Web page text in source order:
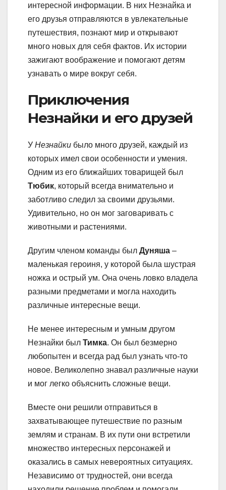
интересной информации. В них Незнайка и
его друзья отправляются в увлекательные
путешествия, познают мир и открывают
много новых для себя фактов. Их истории
зажигают воображение и помогают детям
узнавать о мире вокруг себя.
Приключения
Незнайки и его друзей
У Незнайки было много друзей, каждый из
которых имел свои особенности и умения.
Одним из его ближайших товарищей был
Тюбик, который всегда внимательно и
заботливо следил за своими друзьями.
Удивительно, но он мог заговаривать с
животными и растениями.
Другим членом команды был Дуняша –
маленькая героиня, у которой была шустрая
ножка и острый ум. Она очень ловко владела
разными предметами и могла находить
различные интересные вещи.
Не менее интересным и умным другом
Незнайки был Тимка. Он был безмерно
любопытен и всегда рад был узнать что-то
новое. Великолепно знавал различные науки
и мог легко объяснить сложные вещи.
Вместе они решили отправиться в
захватывающее путешествие по разным
землям и странам. В их пути они встретили
множество интересных персонажей и
оказались в самых невероятных ситуациях.
Независимо от трудностей, они всегда